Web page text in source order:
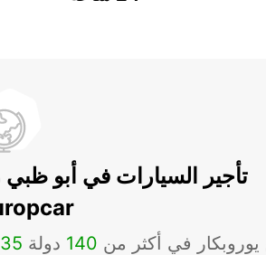
تأجير السيارات في أبو
يوروبكار في أكثر من 140 دولة